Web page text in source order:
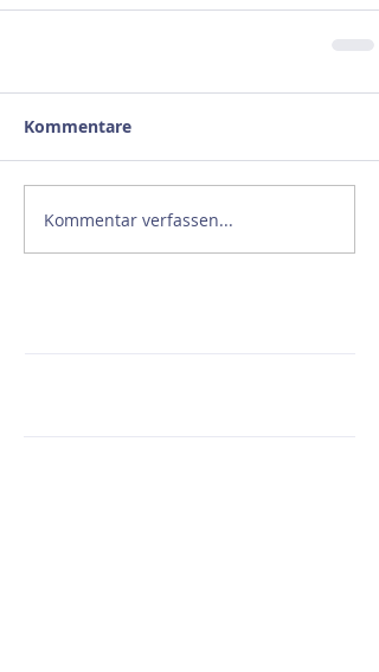
Kommentare
Kommentar verfassen...